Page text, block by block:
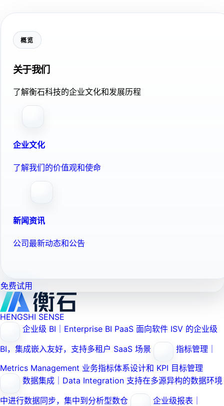
概览
关于我们
了解衡石科技的企业文化和发展历程
企业文化
了解我们的价值观和使命
新闻资讯
公司最新动态和公告
免费试用
HENGSHI SENSE
企业级 BI｜Enterprise BI PaaS 面向软件 ISV 的企业级
BI，集成嵌入友好，支持多租户 SaaS 场景
指标管理｜
Metrics Management 业务指标体系设计和 KPI 目标管理
数据集成｜Data Integration 支持在多源异构的数据环境
中进行数据同步，集中到分析型数仓
企业级报表｜